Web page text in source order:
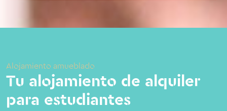
Alojamiento amueblado
Tu alojamiento de alquiler
para estudiantes